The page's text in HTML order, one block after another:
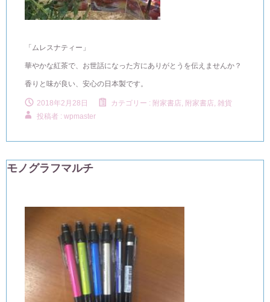
「ムレスナティー」
華やかな紅茶で、お世話になった方にありがとうを伝えませんか？
香りと味が良い、安心の日本製です。
2018年2月28日 カテゴリー : 附家書店 附家書店, 雑貨
投稿者 : wpmaster
モノグラフマルチ